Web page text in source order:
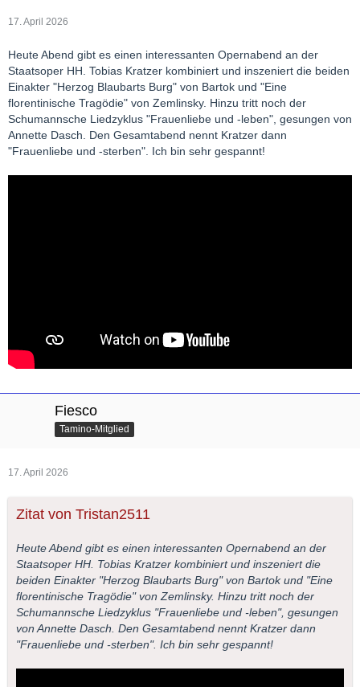
17. April 2026
Heute Abend gibt es einen interessanten Opernabend an der
Staatsoper HH. Tobias Kratzer kombiniert und inszeniert die beiden
Einakter "Herzog Blaubarts Burg" von Bartok und "Eine
florentinische Tragödie" von Zemlinsky. Hinzu tritt noch der
Schumannsche Liedzyklus "Frauenliebe und -leben", gesungen von
Annette Dasch. Den Gesamtabend nennt Kratzer dann
"Frauenliebe und -sterben". Ich bin sehr gespannt!
Fiesco
Tamino-Mitglied
17. April 2026
Zitat von Tristan2511
Heute Abend gibt es einen interessanten Opernabend an der
Staatsoper HH. Tobias Kratzer kombiniert und inszeniert die
beiden Einakter "Herzog Blaubarts Burg" von Bartok und "Eine
florentinische Tragödie" von Zemlinsky. Hinzu tritt noch der
Schumannsche Liedzyklus "Frauenliebe und -leben", gesungen
von Annette Dasch. Den Gesamtabend nennt Kratzer dann
"Frauenliebe und -sterben". Ich bin sehr gespannt!